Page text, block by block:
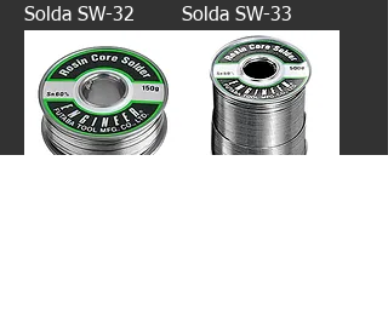
Solda SW-32 Solda SW-33